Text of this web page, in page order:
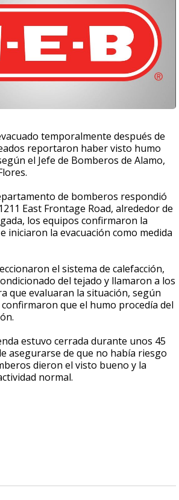
temporalmente después de
reportaron haber visto humo
el Jefe de Bomberos de Alamo,
de bomberos respondió
East Frontage Road, alrededor de
los equipos confirmaron la
iniciaron la evacuación como medida
el sistema de calefacción,
del tejado y llamaron a los
que evaluaran la situación, según
confirmaron que el humo procedía del
estuvo cerrada durante unos 45
asegurarse de que no había riesgo
dieron el visto bueno y la
normal.